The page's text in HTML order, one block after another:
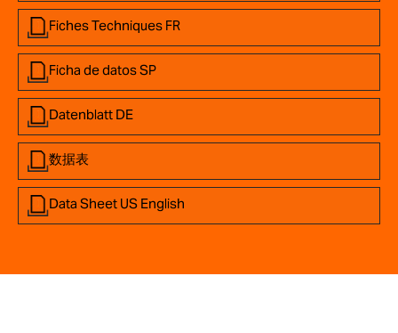
Fiches Techniques FR
Ficha de datos SP
Datenblatt DE
数据表
Data Sheet US English